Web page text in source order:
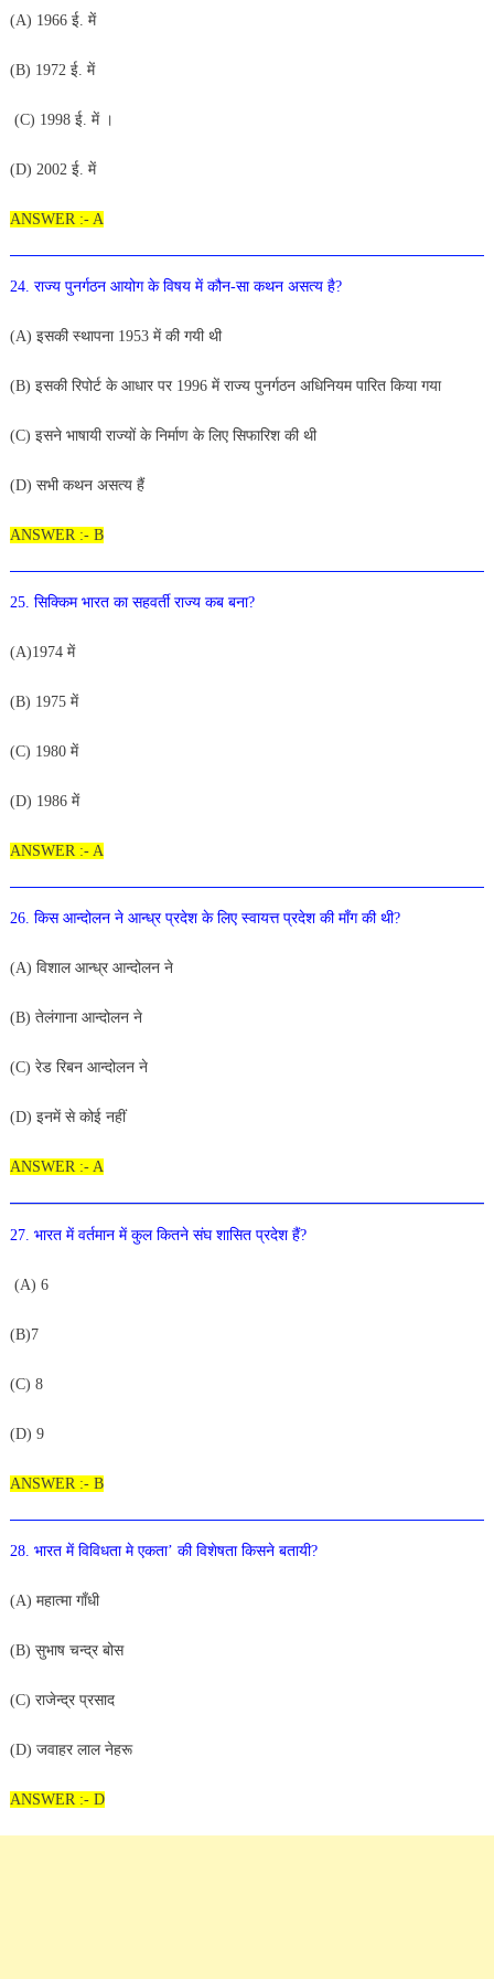
(A) 1966 ई. में
(B) 1972 ई. में
(C) 1998 ई. में ।
(D) 2002 ई. में
ANSWER :- A
24. राज्य पुनर्गठन आयोग के विषय में कौन-सा कथन असत्य है?
(A) इसकी स्थापना 1953 में की गयी थी
(B) इसकी रिपोर्ट के आधार पर 1996 में राज्य पुनर्गठन अधिनियम पारित किया गया
(C) इसने भाषायी राज्यों के निर्माण के लिए सिफारिश की थी
(D) सभी कथन असत्य हैं
ANSWER :- B
25. सिक्किम भारत का सहवर्ती राज्य कब बना?
(A)1974 में
(B) 1975 में
(C) 1980 में
(D) 1986 में
ANSWER :- A
26. किस आन्दोलन ने आन्ध्र प्रदेश के लिए स्वायत्त प्रदेश की माँग की थी?
(A) विशाल आन्ध्र आन्दोलन ने
(B) तेलंगाना आन्दोलन ने
(C) रेड रिबन आन्दोलन ने
(D) इनमें से कोई नहीं
ANSWER :- A
27. भारत में वर्तमान में कुल कितने संघ शासित प्रदेश हैं?
(A) 6
(B)7
(C) 8
(D) 9
ANSWER :- B
28. भारत में विविधता मे एकता’ की विशेषता किसने बतायी?
(A) महात्मा गाँधी
(B) सुभाष चन्द्र बोस
(C) राजेन्द्र प्रसाद
(D) जवाहर लाल नेहरू
ANSWER :- D